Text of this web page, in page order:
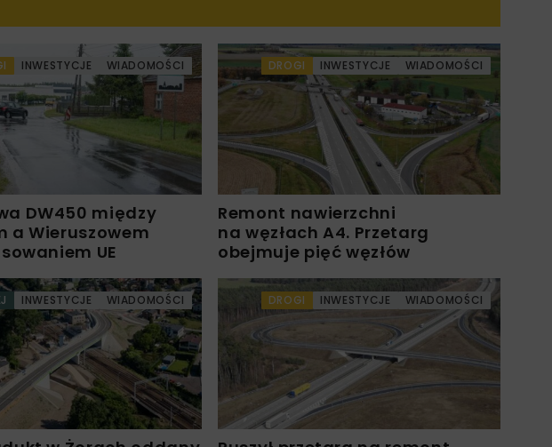
INWESTYCJE WIADOMOŚCI
DW450 między
a Wieruszowem
UE
DROGI INWESTYCJE WIADOMOŚCI
Remont nawierzchni
na węzłach A4. Przetarg
obejmuje pięć węzłów
INWESTYCJE WIADOMOŚCI DROGI INWESTYCJE WIADOMOŚCI